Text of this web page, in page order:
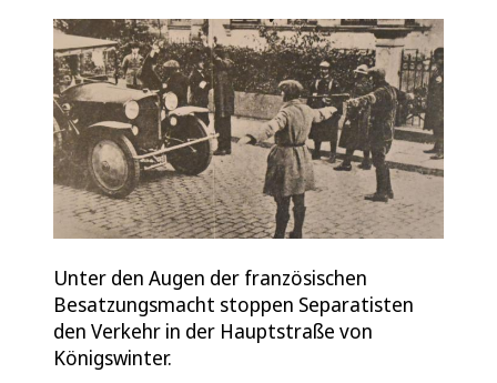
Unter den Augen der französischen
Besatzungsmacht stoppen Separatisten
den Verkehr in der Hauptstraße von
Königswinter.